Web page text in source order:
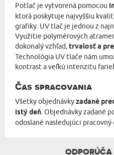
Potlač je vytvorená pomocou
ktorá poskytuje najvyššiu
grafiky. UV tlač je jednou z
Využitie polymérových
dokonalý vzhľad, trvalosť a
Technológia UV tlače nám
kontrast a veľkú intenzitu
Čas spracovania
Všetky objednávkyzadané
istý deň . Objednávky zadané
odoslané nasledujúci pracovný
ODPORÚČA